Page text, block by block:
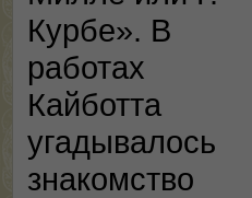
Курбе». В
работах
Кайботта
угадывалось
знакомство